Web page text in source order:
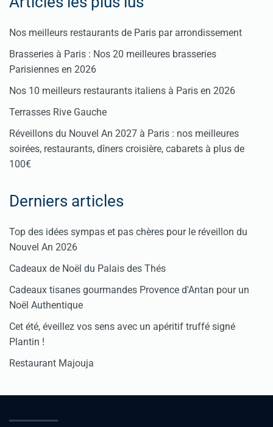
Nos meilleurs restaurants de Paris par arrondissement
Brasseries à Paris : Nos 20 meilleures brasseries
Parisiennes en 2026
Nos 10 meilleurs restaurants italiens à Paris en 2026
Terrasses Rive Gauche
Réveillons du Nouvel An 2027 à Paris : nos meilleures
soirées, restaurants, dîners croisière, cabarets à plus de
100€
Derniers articles
Top des idées sympas et pas chères pour le réveillon du
Nouvel An 2026
Cadeaux de Noël du Palais des Thés
Cadeaux tisanes gourmandes Provence d'Antan pour un
Noël Authentique
Cet été, éveillez vos sens avec un apéritif truffé signé
Plantin !
Restaurant Majouja